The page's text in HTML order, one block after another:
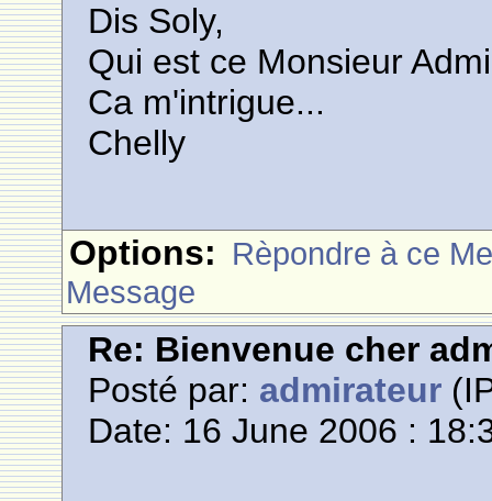
Dis Soly,
Qui est ce Monsieur
Ca m'intrigue...
Chelly
Options: Rèpondre à ce
Message
Re: Bienvenue cher
Posté par: admirateur
Date: 16 June 2006 :